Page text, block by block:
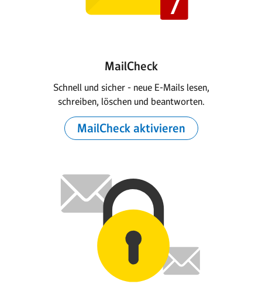
MailCheck
Schnell und sicher - neue E-Mails lesen,
schreiben, löschen und beantworten.
MailCheck aktivieren